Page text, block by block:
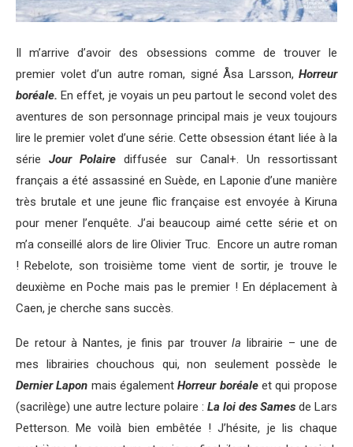
Il m’arrive d’avoir des obsessions comme de trouver le
premier volet d’un autre roman, signé Åsa Larsson, Horreur
boréale.En effet, je voyais un peu partout le second volet des
aventures de son personnage principal mais je veux toujours
lire le premier volet d’une série. Cette obsession étant liée à la
sérieJour Polaire diffusée sur Canal+. Un ressortissant
français a été assassiné en Suède, en Laponie d’une manière
très brutale et une jeune flic française est envoyée à Kiruna
pour mener l’enquête. J’ai beaucoup aimé cette série et on
m’a conseillé alors de lire Olivier Truc. Encore un autre roman
! Rebelote, son troisième tome vient de sortir, je trouve le
deuxième en Poche mais pas le premier ! En déplacement à
Caen, je cherche sans succès.
De retour à Nantes, je finis par trouverla librairie – une de
mes librairies chouchous qui, non seulement possède le
Dernier Lapon mais égalementHorreur boréale et qui propose
(sacrilège) une autre lecture polaire : La loi des Sames de Lars
Petterson. Me voilà bien embêtée ! J’hésite, je lis chaque